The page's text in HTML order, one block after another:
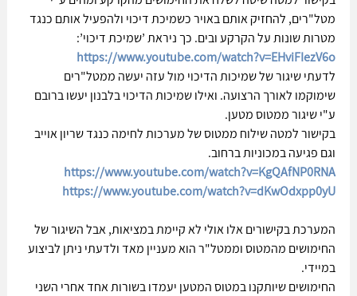
מטל"רים, להחזיק אותם באויר כשמיכת דיכוי ולהפעיל אותם כנגד
מטרות שונות על הקרקע ובים. כך ניראת ’שמיכת דיכוי’:
https://www.youtube.com/watch?v=EHviFIezV6o
לדעתי שיגור של שמיכות הדיכוי מול עזה יעשה ממטל"רים
שימוקמו לאורך הרצועה. ואילו שמיכות הדיכוי בלבנון יעשו ברובם
ע"י שיגור ממטוס מטען.
בקישור למטה שילוח ממטוס של מערכות לחימה כנגד שריון אוייב
וגם פגיעה במכוניות ברחוב.
https://www.youtube.com/watch?v=KgQAfNP0RNA
https://www.youtube.com/watch?v=dKwOdxpp0yU
המערכת בקישורים אלו אולי לא קיימת במציאות, אבל השיגור של
החימושים מהמטוס וממטל"ר הוא מעניין מאד ולדעתי ניתן לביצוע
במיידי.
החימושים שיותקנו במטוס המטען יעמדו בשורות אחד אחרי השני